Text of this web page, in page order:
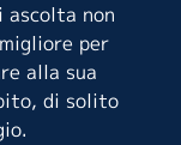
ascolta non
per
alla sua
di solito